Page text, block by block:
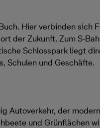
Hier verbinden sich
der Zukunft. Zum S-
Schlosspark liegt
Schulen und Geschäfte.
Autoverkehr, der
und Grünflächen